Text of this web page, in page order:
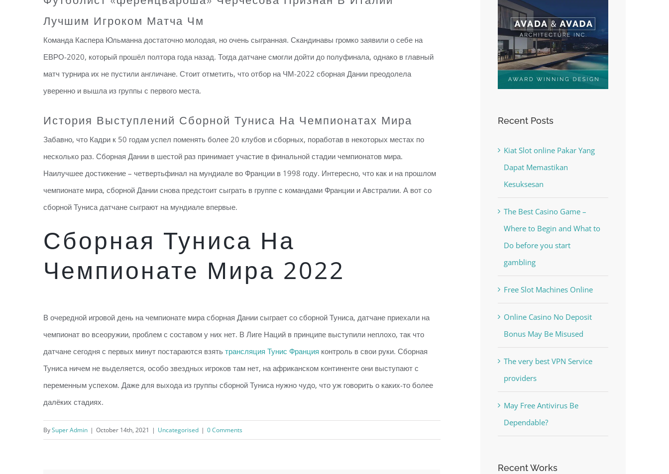
Лучшим Игроком Матча Чм
Команда Каспера Юльманна достаточно молодая, но очень сыгранная. Скандинавы громко заявили о себе на
ЕВРО-2020, который прошёл полтора года назад. Тогда датчане смогли дойти до полуфинала, однако в главный
матч турнира их не пустили англичане. Стоит отметить, что отбор на ЧМ-2022 сборная Дании преодолела
уверенно и вышла из группы с первого места.
История Выступлений Сборной Туниса На Чемпионатах Мира
Забавно, что Кадри к 50 годам успел поменять более 20 клубов и сборных, поработав в некоторых местах по
несколько раз. Сборная Дании в шестой раз принимает участие в финальной стадии чемпионатов мира.
Наилучшее достижение – четвертьфинал на мундиале во Франции в 1998 году. Интересно, что как и на прошлом
чемпионате мира, сборной Дании снова предстоит сыграть в группе с командами Франции и Австралии. А вот со
сборной Туниса датчане сыграют на мундиале впервые.
Сборная Туниса На
Чемпионате Мира 2022
В очередной игровой день на чемпионате мира сборная Дании сыграет со сборной Туниса, датчане приехали на
чемпионат во всеоружии, проблем с составом у них нет. В Лиге Наций в принципе выступили неплохо, так что
датчане сегодня с первых минут постараются взять трансляция Тунис Франция контроль в свои руки. Сборная
Туниса ничем не выделяется, особо звездных игроков там нет, на африканском континенте они выступают с
переменным успехом. Даже для выхода из группы сборной Туниса нужно чудо, что уж говорить о каких-то более
далёких стадиях.
BySuper Admin | October 14th, 2021 | Uncategorised | 0 Comments
Recent Posts
Kiat Slot online Pakar Yang
Dapat Memastikan
Kesuksesan
The Best Casino Game –
Where to Begin and What to
Do before you start
gambling
Free Slot Machines Online
Online Casino No Deposit
Bonus May Be Misused
The very best VPN Service
providers
May Free Antivirus Be
Dependable?
Recent Works